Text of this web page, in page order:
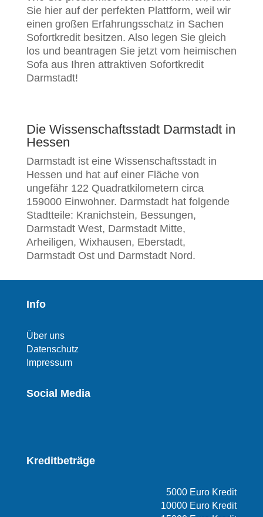
Sie hier auf der perfekten Plattform, weil wir
einen großen Erfahrungsschatz in Sachen
Sofortkredit besitzen. Also legen Sie gleich
los und beantragen Sie jetzt vom heimischen
Sofa aus Ihren attraktiven Sofortkredit
Darmstadt!
Die Wissenschaftsstadt Darmstadt in
Hessen
Darmstadt ist eine Wissenschaftsstadt in
Hessen und hat auf einer Fläche von
ungefähr 122 Quadratkilometern circa
159000 Einwohner. Darmstadt hat folgende
Stadtteile: Kranichstein, Bessungen,
Darmstadt West, Darmstadt Mitte,
Arheiligen, Wixhausen, Eberstadt,
Darmstadt Ost und Darmstadt Nord.
Info
Über uns
Datenschutz
Impressum
Social Media
Kreditbeträge
5000 Euro Kredit
10000 Euro Kredit